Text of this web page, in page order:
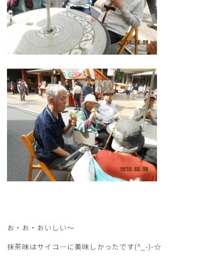
お・お・おいしい～
抹茶味はサイコ―に美味しかったです(^_-)-☆